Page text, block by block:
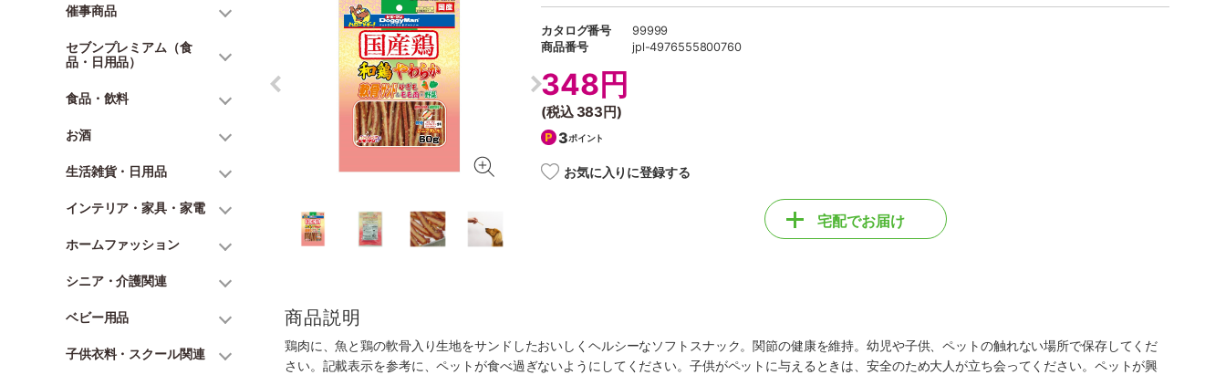
催事商品
セブンプレミアム（食
品・日用品）
食品・飲料
お酒
生活雑貨・日用品
インテリア・家具・家電
ホームファッション
シニア・介護関連
ベビー用品
子供衣料・スクール関連
カタログ番号
99999
商品番号
jpl-4976555800760
348円
(税込 383円)
3ポイント
お気に入りに登録する
宅配でお届け
商品説明
鶏肉に、魚と鶏の軟骨入り生地をサンドしたおいしくヘルシーなソフトスナック。関節の健康を維持。幼児や子供、ペットの触れない場所で保存してくだ
さい。記載表示を参考に、ペットが食べ過ぎないようにしてください。子供がペットに与えるときは、安全のため大人が立ち会ってください。ペットが興